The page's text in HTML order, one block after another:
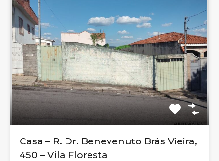
Casa – R. Dr. Benevenuto Brás Vieira,
450 – Vila Floresta